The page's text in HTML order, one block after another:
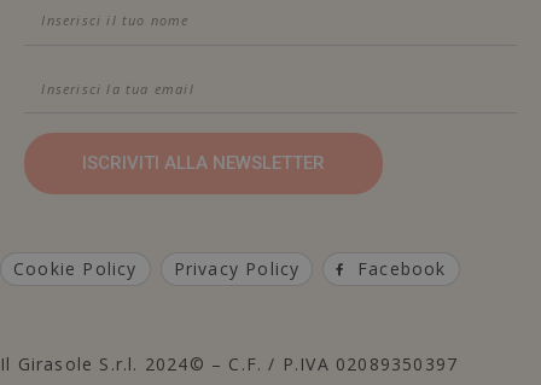
ISCRIVITI ALLA NEWSLETTER
Cookie Policy Privacy Policy Facebook
Il Girasole S.r.l. 2024© – C.F. / P.IVA 02089350397